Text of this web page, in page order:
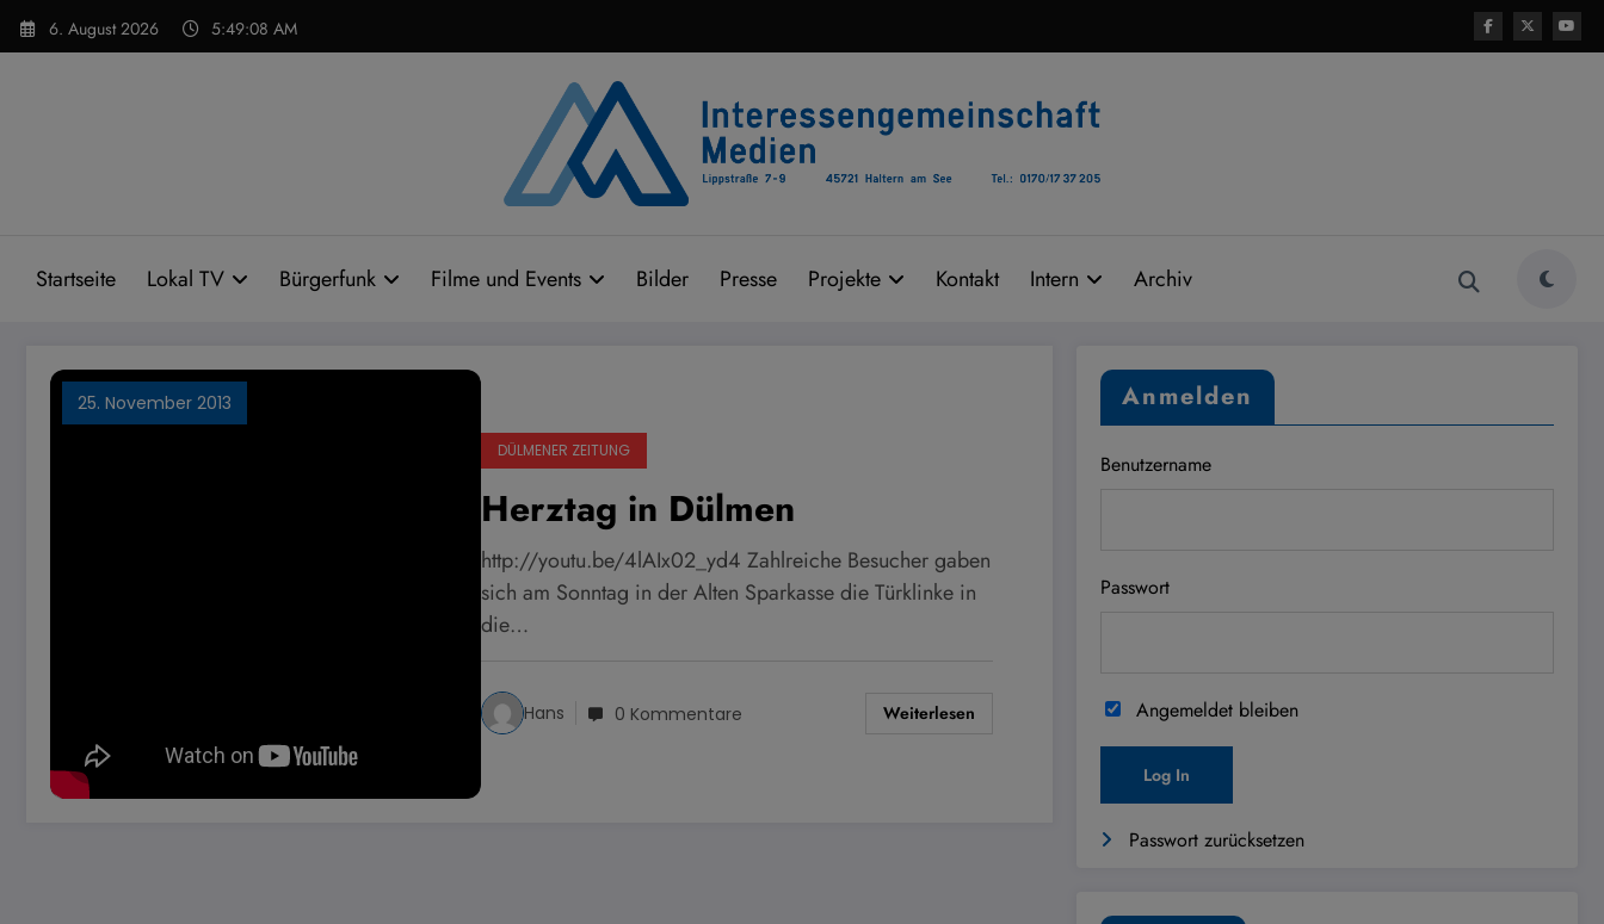
Zum
Inhalt
6. August 2026 5:49:08 AM
Startseite Lokal TV Bürgerfunk Filme und Events Bilder Presse Projekte Kontakt Intern Archiv
25. November 2013
DÜLMENER ZEITUNG
Herztag in Dülmen
http://youtu.be/4lAIx02_yd4 Zahlreiche Besucher gaben
sich am Sonntag in der Alten Sparkasse die Türklinke in
die…
Hans 0 Kommentare Weiterlesen
Anmelden
Benutzername
Passwort
Angemeldet bleiben
Passwort zurücksetzen